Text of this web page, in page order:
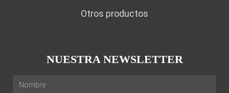
Otros productos
NUESTRA NEWSLETTER